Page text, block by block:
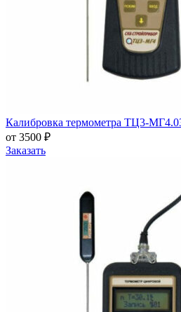
Калибровка термометра ТЦ3-
от 3500 ₽
Заказать